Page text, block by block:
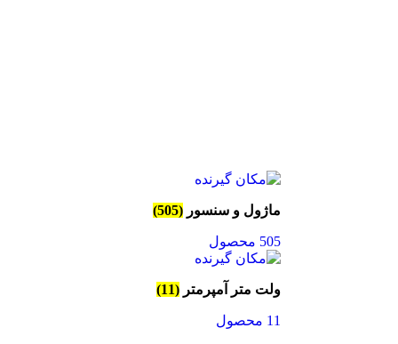
ماژول و سنسور (505)
505 محصول
ولت متر آمپرمتر (11)
11 محصول